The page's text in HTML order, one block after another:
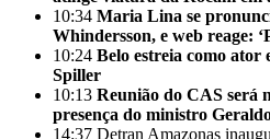
10:34 Maria Lina se
Whindersson, e web reage:
10:24 Belo estreia como ator
Spiller
10:13 Reunião do CAS será
presença do ministro
14:37 Detran Amazonas